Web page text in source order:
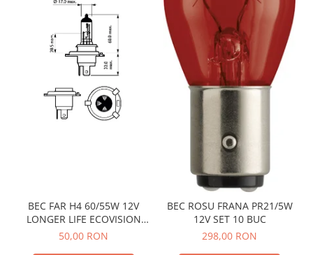
BEC FAR H4 60/55W 12V
LONGER LIFE ECOVISION
PHILIPS
50,00 RON
BEC ROSU FRANA PR21/5W
12V SET 10 BUC
298,00 RON